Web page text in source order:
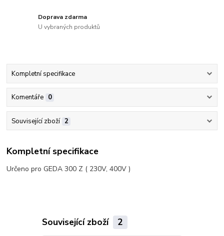
Doprava zdarma
U vybraných produktů
Kompletní specifikace
Komentáře 0
Související zboží 2
Kompletní specifikace
Určeno pro GEDA 300 Z ( 230V, 400V )
Související zboží 2